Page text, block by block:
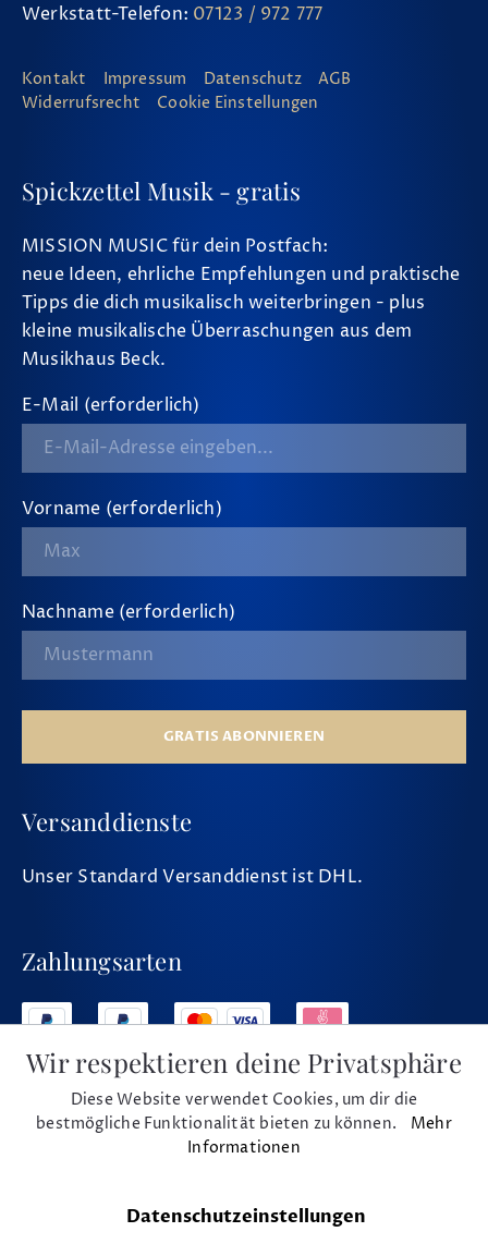
Werkstatt-Telefon: 07123 / 972 777
Kontakt Impressum Datenschutz
AGB
Widerrufsrecht
Cookie Einstellungen
Spickzettel Musik - gratis
MISSION MUSIC für dein Postfach:
neue Ideen, ehrliche Empfehlungen und praktische
Tipps die dich musikalisch weiterbringen - plus
kleine musikalische Überraschungen aus dem
Musikhaus Beck.
E-Mail (erforderlich)
Vorname (erforderlich)
Nachname (erforderlich)
GRATIS ABONNIEREN
Versanddienste
Unser Standard Versanddienst ist DHL.
Zahlungsarten
Social Media
Wir respektieren deine Privatsphäre
Diese Website verwendet Cookies, um dir die
bestmögliche Funktionalität bieten zu können. Mehr
Informationen
Datenschutzeinstellungen